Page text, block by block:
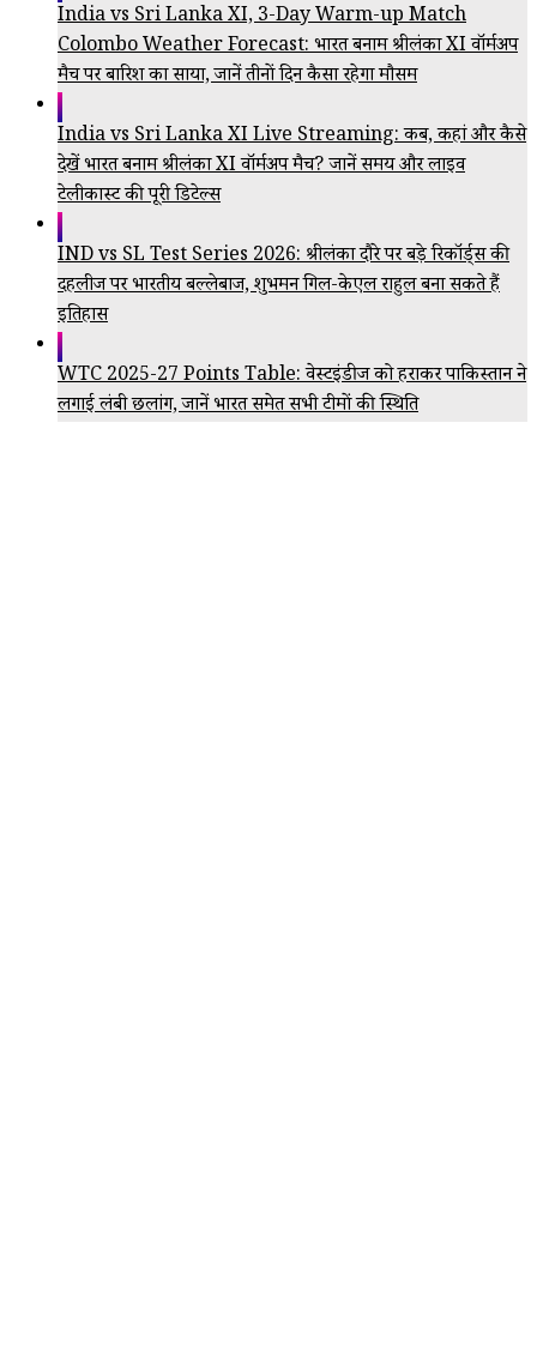
India vs Sri Lanka XI, 3-Day Warm-up Match
Colombo Weather Forecast: भारत बनाम श्रीलंका XI वॉर्मअप
मैच पर बारिश का साया, जानें तीनों दिन कैसा रहेगा मौसम
India vs Sri Lanka XI Live Streaming: कब, कहां और कैसे
देखें भारत बनाम श्रीलंका XI वॉर्मअप मैच? जानें समय और लाइव
टेलीकास्ट की पूरी डिटेल्स
IND vs SL Test Series 2026: श्रीलंका दौरे पर बड़े रिकॉर्ड्स की
दहलीज पर भारतीय बल्लेबाज, शुभमन गिल-केएल राहुल बना सकते हैं
इतिहास
WTC 2025-27 Points Table: वेस्टइंडीज को हराकर पाकिस्तान ने
लगाई लंबी छलांग, जानें भारत समेत सभी टीमों की स्थिति